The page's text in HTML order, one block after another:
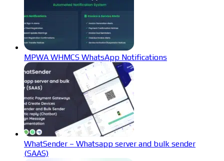
MPWA WHMCS WhatsApp Notifications
WhatSender – Whatsapp server and bulk sender
(SAAS)